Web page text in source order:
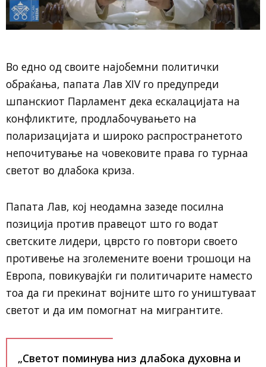
Во едно од своите најобемни политички
обраќања, папата Лав XIV го предупреди
шпанскиот Парламент дека ескалацијата на
конфликтите, продлабочувањето на
поларизацијата и широко распространетото
непочитување на човековите права го турнаа
светот во длабока криза.
Папата Лав, кој неодамна зазеде посилна
позиција против правецот што го водат
светските лидери, цврсто го повтори своето
противење на зголемените воени трошоци на
Европа, повикувајќи ги политичарите наместо
тоа да ги прекинат војните што го уништуваат
светот и да им помогнат на мигрантите.
„Светот поминува низ длабока духовна и